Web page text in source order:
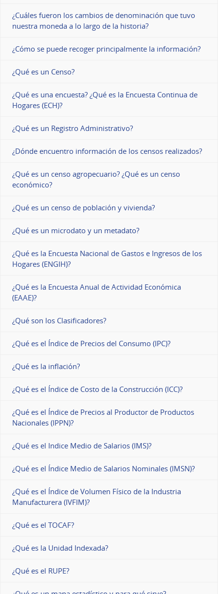
¿Cuáles fueron los cambios de denominación que tuvo
nuestra moneda a lo largo de la historia?
¿Cómo se puede recoger principalmente la información?
¿Qué es un Censo?
¿Qué es una encuesta? ¿Qué es la Encuesta Continua de
Hogares (ECH)?
¿Qué es un Registro Administrativo?
¿Dónde encuentro información de los censos realizados?
¿Qué es un censo agropecuario? ¿Qué es un censo
económico?
¿Qué es un censo de población y vivienda?
¿Qué es un microdato y un metadato?
¿Qué es la Encuesta Nacional de Gastos e Ingresos de los
Hogares (ENGIH)?
¿Qué es la Encuesta Anual de Actividad Económica
(EAAE)?
¿Qué son los Clasificadores?
¿Qué es el Índice de Precios del Consumo (IPC)?
¿Qué es la inflación?
¿Qué es el Índice de Costo de la Construcción (ICC)?
¿Qué es el Índice de Precios al Productor de Productos
Nacionales (IPPN)?
¿Qué es el Indice Medio de Salarios (IMS)?
¿Qué es el Índice Medio de Salarios Nominales (IMSN)?
¿Qué es el Índice de Volumen Físico de la Industria
Manufacturera (IVFIM)?
¿Qué es el TOCAF?
¿Qué es la Unidad Indexada?
¿Qué es el RUPE?